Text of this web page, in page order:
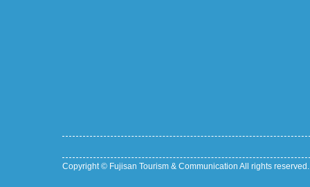
Copyright © Fujisan Tourism & Communication All rights reserved.